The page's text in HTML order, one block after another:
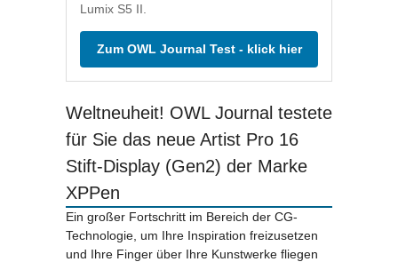
Lumix S5 II.
Zum OWL Journal Test - klick hier
Weltneuheit! OWL Journal testete
für Sie das neue Artist Pro 16
Stift-Display (Gen2) der Marke
XPPen
Ein großer Fortschritt im Bereich der CG-
Technologie, um Ihre Inspiration freizusetzen
und Ihre Finger über Ihre Kunstwerke fliegen